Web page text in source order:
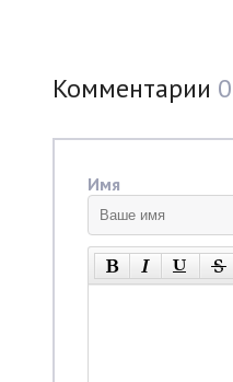
Комментарии 0
Имя